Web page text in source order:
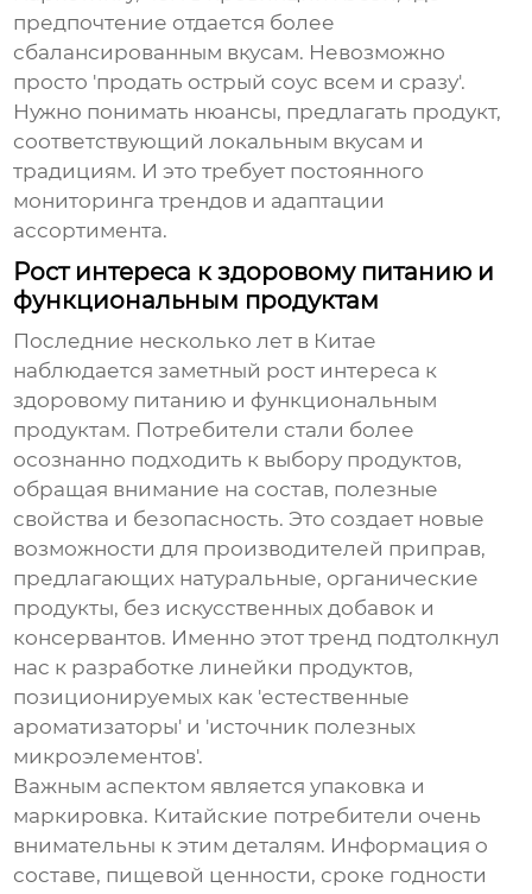
предпочтение отдается более
сбалансированным вкусам. Невозможно
просто 'продать острый соус всем и сразу'.
Нужно понимать нюансы, предлагать продукт,
соответствующий локальным вкусам и
традициям. И это требует постоянного
мониторинга трендов и адаптации
ассортимента.
Рост интереса к здоровому питанию и
функциональным продуктам
Последние несколько лет в Китае
наблюдается заметный рост интереса к
здоровому питанию и функциональным
продуктам. Потребители стали более
осознанно подходить к выбору продуктов,
обращая внимание на состав, полезные
свойства и безопасность. Это создает новые
возможности для производителей приправ,
предлагающих натуральные, органические
продукты, без искусственных добавок и
консервантов. Именно этот тренд подтолкнул
нас к разработке линейки продуктов,
позиционируемых как 'естественные
ароматизаторы' и 'источник полезных
микроэлементов'.
Важным аспектом является упаковка и
маркировка. Китайские потребители очень
внимательны к этим деталям. Информация о
составе, пищевой ценности, сроке годности